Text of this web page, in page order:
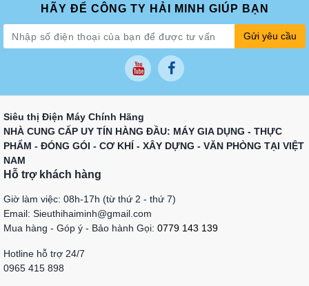
HÃY ĐỂ CÔNG TY HẢI MINH GIÚP BẠN
Gửi yêu cầu
Siêu thị Điện Máy Chính Hãng
NHÀ CUNG CẤP UY TÍN HÀNG ĐẦU: MÁY GIA DỤNG - THỰC
PHẨM - ĐÓNG GÓI - CƠ KHÍ - XÂY DỰNG - VĂN PHÒNG TẠI VIỆT
NAM
Hỗ trợ khách hàng
Giờ làm việc: 08h-17h (từ thứ 2 - thứ 7)
Email: Sieuthihaiminh@gmail.com
Mua hàng - Góp ý - Bảo hành Gọi: 0779 143 139
Hotline hỗ trợ 24/7
0965 415 898